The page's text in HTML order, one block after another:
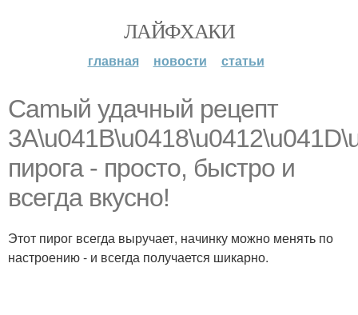
ЛАЙФХАКИ
главная новости статьи
Camый удачный рецепт
пирога - пpocто, быстро и
всегда вкусно!
Этот пирог всегда выручает, начинку можно менять по
настроению - и всегда получается шикарно.